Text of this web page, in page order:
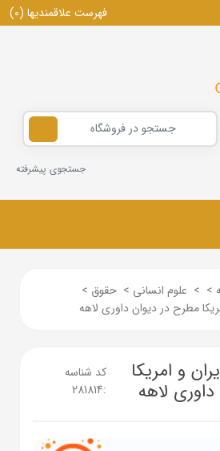
فهرست علاقمندیها (0)
جستجوی پیشرفته
>
> علوم انسانی > حقوق >
مطرح در دیوان داوری لاهه
و امریکا
لاهه
کد شناسه
:
281814